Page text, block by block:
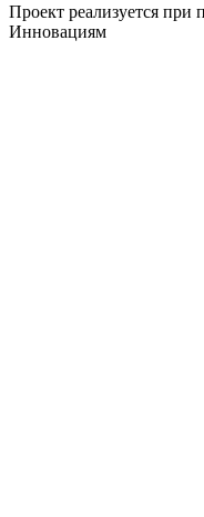
Проект реализуется
Инновациям